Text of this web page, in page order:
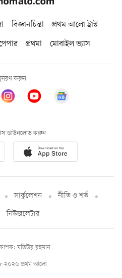
বিজ্ঞানচিন্তা
প্রথম আলো ট্রাস্ট
প্রথমা মোবাইল ভ্যাস
করুন
ডাউনলোড করুন
সার্কুলেশন
নীতি ও শর্ত
নিউজলেটার
২০২৬ প্রথম আলো
মতিউর রহমান